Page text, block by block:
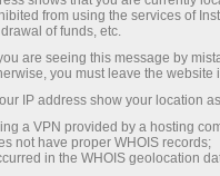
กับ InstaForex
สูงสุด 1:5000 ส
คอมมิชชั่นที่ดีที่สุ
เงื่อนไขที่เหมาะ
หุ้นและดัชนี
โบนัส 30%
สำหรับทุกการฝา
ความเร็ว
ในการเทรดและบ
from using the services of
of funds, etc.
are seeing this message by
you must leave the
IP address show your location
a VPN provided by a hosting
not have proper WHOIS records;
in the WHOIS geolocation